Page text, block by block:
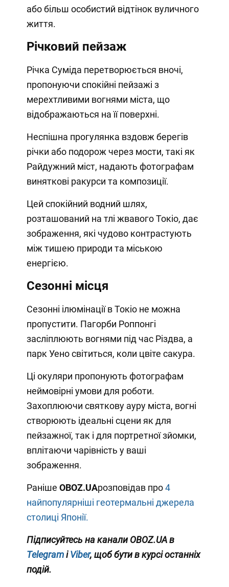
або більш особистий відтінок вуличного
життя.
Річковий пейзаж
Річка Суміда перетворюється вночі,
пропонуючи спокійні пейзажі з
мерехтливими вогнями міста, що
відображаються на її поверхні.
Неспішна прогулянка вздовж берегів
річки або подорож через мости, такі як
Райдужний міст, надають фотографам
виняткові ракурси та композиції.
Цей спокійний водний шлях,
розташований на тлі жвавого Токіо, дає
зображення, які чудово контрастують
між тишею природи та міською
енергією.
Сезонні місця
Сезонні ілюмінації в Токіо не можна
пропустити. Пагорби Роппонгі
засліплюють вогнями під час Різдва, а
парк Уено світиться, коли цвіте сакура.
Ці окуляри пропонують фотографам
неймовірні умови для роботи.
Захоплюючи святкову ауру міста, вогні
створюють ідеальні сцени як для
пейзажної, так і для портретної зйомки,
вплітаючи чарівність у ваші
зображення.
Раніше OBOZ.UAрозповідав про4
найпопулярніші геотермальні джерела
столиці Японії.
Підписуйтесь на канали OBOZ.UA в
TelegramіViber, щоб бути в курсі останніх
подій.